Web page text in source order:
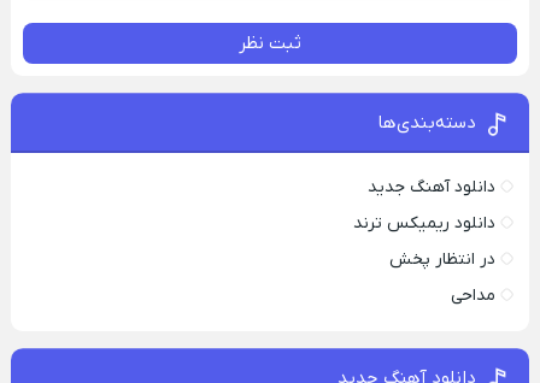
ثبت نظر
دسته‌بندی‌ها
دانلود آهنگ جدید
دانلود ریمیکس ترند
در انتظار پخش
مداحی